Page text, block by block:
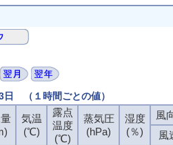
（１時間ごとの値）
気温
(℃)
露点
温度
(℃)
蒸気圧
(hPa)
湿度
(％)
風
風